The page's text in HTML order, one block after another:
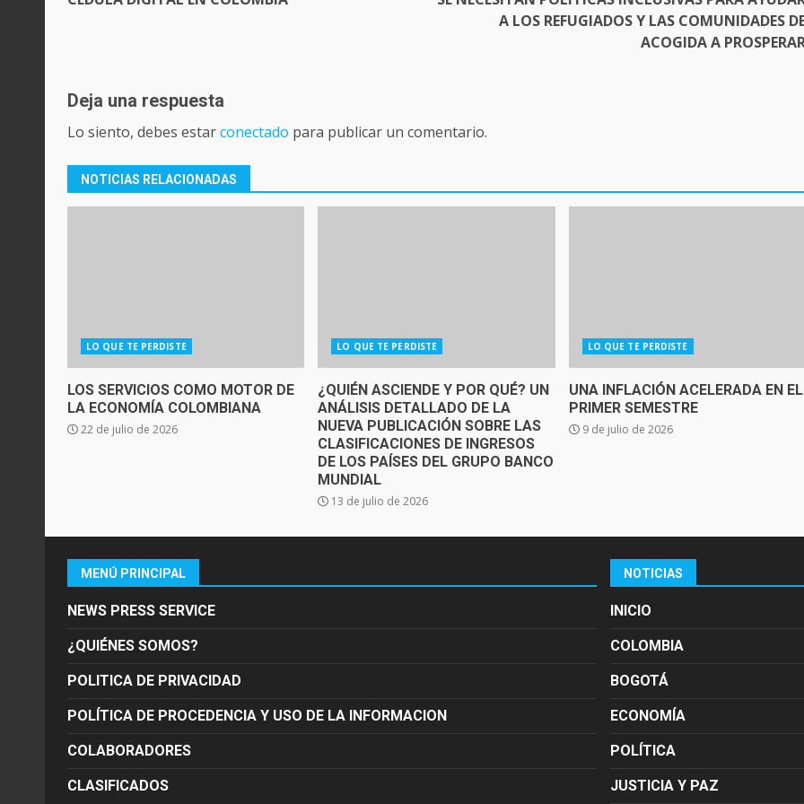
A LOS REFUGIADOS Y LAS COMUNIDADES
ACOGIDA A
Deja una respuesta
Lo siento, debes estarconectado para publicar un comentario.
NOTICIAS RELACIONADAS
LO QUE TE PERDISTE
LOS SERVICIOS COMO MOTOR DE
LA ECONOMÍA COLOMBIANA
22 de julio de 2026
LO QUE TE PERDISTE
¿QUIÉN ASCIENDE Y POR QUÉ? UN
ANÁLISIS DETALLADO DE LA
NUEVA PUBLICACIÓN SOBRE LAS
CLASIFICACIONES DE INGRESOS
DE LOS PAÍSES DEL GRUPO BANCO
MUNDIAL
13 de julio de 2026
LO QUE TE PERDISTE
UNA INFLACIÓN ACELERADA EN EL
PRIMER SEMESTRE
9 de julio de 2026
MENÚ PRINCIPAL
NEWS PRESS SERVICE
¿QUIÉNES SOMOS?
POLITICA DE PRIVACIDAD
POLÍTICA DE PROCEDENCIA Y USO DE LA INFORMACION
COLABORADORES
CLASIFICADOS
NOTICIAS
INICIO
COLOMBIA
BOGOTÁ
ECONOMÍA
POLÍTICA
JUSTICIA Y PAZ